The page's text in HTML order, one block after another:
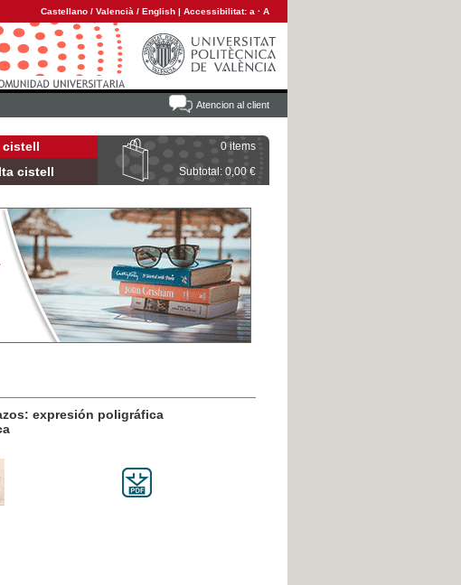
Castellano / Valencià / English | Accessibilitat: a · A
Atencion al client
cistell 0 items
cistell Subtotal: 0,00 €
expresión poligráfica